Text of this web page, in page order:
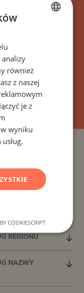
KRAJU
ROZLICZENIA
TYPU
REGIONU
NAZWY
GERMAN
FRENCH
ROMANIAN
również
z naszej
je z
wyniku
COOKIESCRIPT